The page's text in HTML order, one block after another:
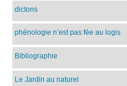
dictons
phénologie n’est pas fée au logis
Bibliographie
Le Jardin au naturel